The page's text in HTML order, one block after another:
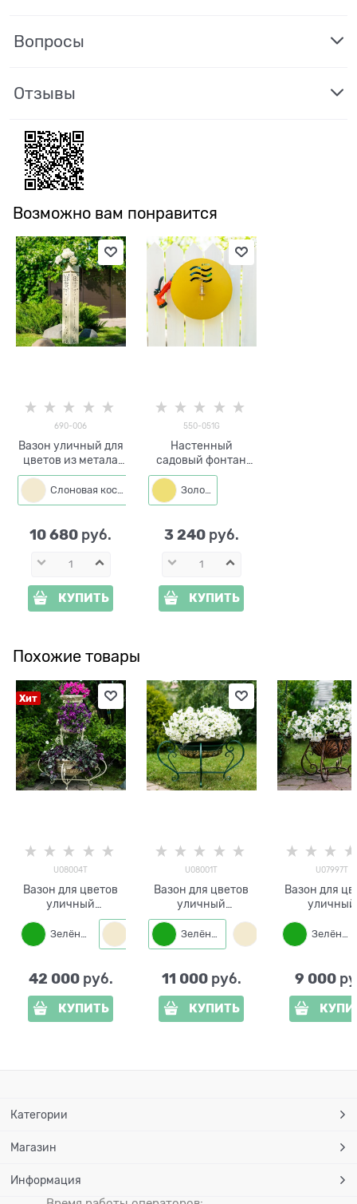
Вопросы
Отзывы
Возможно вам понравится
690-006
Вазон уличный для
цветов из метала
690-006 h=138см
Слоновая кость
10 680 руб.
КУПИТЬ
550-051G
Настенный
садовый фонтан
iFonte-550-051 с
кронштейном для
шланга
Золото
3 240 руб.
КУПИТЬ
Похожие товары
Хит
U08004T
Вазон для цветов
уличный
трехъярусный
U08004T металл и
стеклопластик
Зелёный Слоновая кость
42 000 руб.
КУПИТЬ
U08001T
Вазон для цветов
уличный
одноярусный
U08001T металл и
стеклопластик
Зелёный Слоновая кость
11 000 руб.
КУПИТЬ
U07997T
Вазон для
уличный
U07997T
Зелёный
9 000
Категории
Магазин
Информация